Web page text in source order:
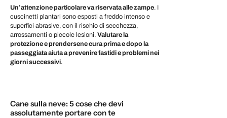
Un’attenzione particolare va riservata alle zampe. I
cuscinetti plantari sono esposti a freddo intenso e
superfici abrasive, con il rischio di secchezza,
arrossamenti o piccole lesioni. Valutare la
protezione e prendersene cura prima e dopo la
passeggiata aiuta a prevenire fastidi e problemi nei
giorni successivi.
Cane sulla neve: 5 cose che devi
assolutamente portare con te